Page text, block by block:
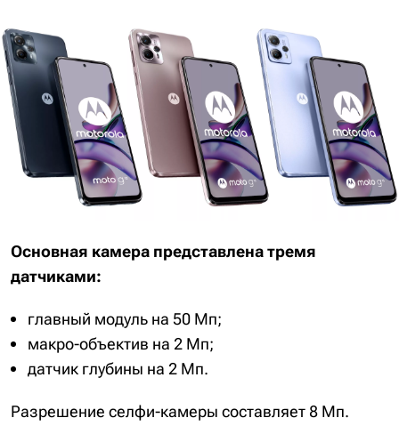
Основная камера представлена тремя
датчиками:
главный модуль на 50 Мп;
макро-объектив на 2 Мп;
датчик глубины на 2 Мп.
Разрешение селфи-камеры составляет 8 Мп.